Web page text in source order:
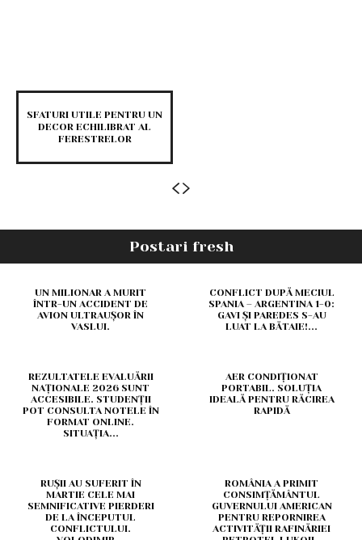
SFATURI UTILE PENTRU UN
DECOR ECHILIBRAT AL
FERESTRELOR
Postari fresh
UN MILIONAR A MURIT
ÎNTR-UN ACCIDENT DE
AVION ULTRAUȘOR ÎN
VASLUI.
CONFLICT DUPĂ MECIUL
SPANIA – ARGENTINA 1-0:
GAVI ȘI PAREDES S-AU
LUAT LA BĂTAIE!...
REZULTATELE EVALUĂRII
NAȚIONALE 2026 SUNT
ACCESIBILE. STUDENȚII
POT CONSULTA NOTELE ÎN
FORMAT ONLINE.
SITUAȚIA...
AER CONDIȚIONAT
PORTABIL. SOLUȚIA
IDEALĂ PENTRU RĂCIREA
RAPIDĂ
RUȘII AU SUFERIT ÎN
MARTIE CELE MAI
SEMNIFICATIVE PIERDERI
DE LA ÎNCEPUTUL
CONFLICTULUI.
ROMÂNIA A PRIMIT
CONSIMȚĂMÂNTUL
GUVERNULUI AMERICAN
PENTRU REPORNIREA
ACTIVITĂȚII RAFINĂRIEI